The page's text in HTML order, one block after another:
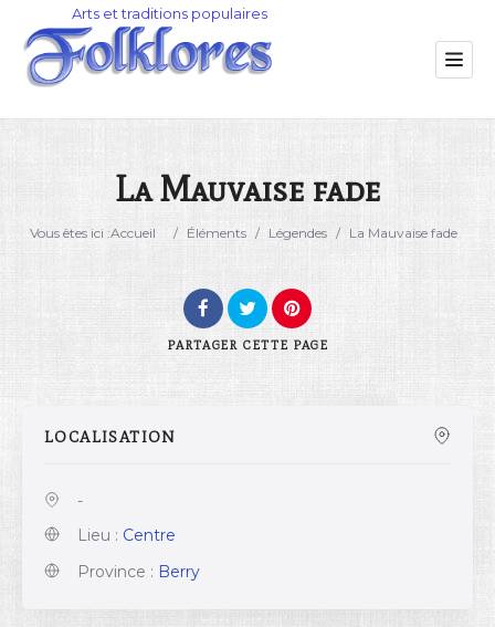
Catégorie
La Mauvaise fade
Vous êtes ici :Accueil / Éléments / Légendes / La Mauvaise fade
PARTAGER CETTE PAGE
LOCALISATION
-
Lieu : Centre
Province : Berry